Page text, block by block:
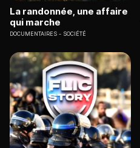
La randonnée, une affaire
qui marche
DOCUMENTAIRES SOCIÉTÉ